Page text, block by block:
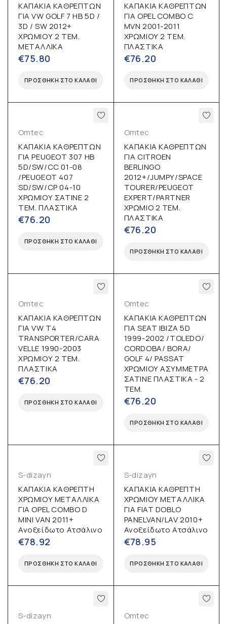
ΚΑΠΑΚΙΑ ΚΑΘΡΕΠΤΩΝ
ΓΙΑ VW GOLF 7 HB 5D /
3D / SW 2012+
ΧΡΩΜΙΟΥ 2 ΤΕΜ.
ΜΕΤΑΛΛΙΚΑ
€75.80
ΠΡΟΣΘΉΚΗ ΣΤΟ ΚΑΛΆΘΙ
ΚΑΠΑΚΙΑ ΚΑΘΡΕΠΤΩΝ
ΓΙΑ OPEL COMBO C
MVN 2001-2011
ΧΡΩΜΙΟΥ 2 ΤΕΜ.
ΠΛΑΣΤΙΚΑ
€76.20
ΠΡΟΣΘΉΚΗ ΣΤΟ ΚΑΛΆΘΙ
Omtec
ΚΑΠΑΚΙΑ ΚΑΘΡΕΠΤΩΝ
ΓΙΑ PEUGEOT 307 HB
5D/SW/CC 01-08
/PEUGEOT 407
SD/SW/CP 04-10
ΧΡΩΜΙΟΥ ΣΑΤΙΝΕ 2
ΤΕΜ. ΠΛΑΣΤΙΚΑ
€76.20
ΠΡΟΣΘΉΚΗ ΣΤΟ ΚΑΛΆΘΙ
Omtec
ΚΑΠΑΚΙΑ ΚΑΘΡΕΠΤΩΝ
ΓΙΑ CITROEN
BERLINGO
2012+/JUMPY/SPACE
TOURER/PEUGEOT
EXPERT/PARTNER
ΧΡΩΜΙΟ 2 ΤΕΜ.
ΠΛΑΣΤΙΚΑ
€76.20
ΠΡΟΣΘΉΚΗ ΣΤΟ ΚΑΛΆΘΙ
Omtec
ΚΑΠΑΚΙΑ ΚΑΘΡΕΠΤΩΝ
ΓΙΑ VW T4
TRANSPORTER/CARA
VELLE 1990-2003
ΧΡΩΜΙΟΥ 2 ΤΕΜ.
ΠΛΑΣΤΙΚΑ
€76.20
ΠΡΟΣΘΉΚΗ ΣΤΟ ΚΑΛΆΘΙ
Omtec
ΚΑΠΑΚΙΑ ΚΑΘΡΕΠΤΩΝ
ΓΙΑ SEAT IBIZA 5D
1999-2002 /TOLEDO/
CORDOBA/ BORA/
GOLF 4/ PASSAT
ΧΡΩΜΙΟΥ ΑΣΥΜΜΕΤΡΑ
ΣΑΤΙΝΕ ΠΛΑΣΤΙΚΑ - 2
ΤΕΜ.
€76.20
ΠΡΟΣΘΉΚΗ ΣΤΟ ΚΑΛΆΘΙ
S-dizayn
ΚΑΠΑΚΙΑ ΚΑΘΡΕΠΤΗ
ΧΡΩΜΙΟΥ ΜΕΤΑΛΛΙΚΑ
ΓΙΑ OPEL COMBO D
MINI VAN 2011+
Ανοξείδωτο Ατσάλινο
€78.92
ΠΡΟΣΘΉΚΗ ΣΤΟ ΚΑΛΆΘΙ
S-dizayn
ΚΑΠΑΚΙΑ ΚΑΘΡΕΠΤΗ
ΧΡΩΜΙΟΥ ΜΕΤΑΛΛΙΚΑ
ΓΙΑ FIAT DOBLO
PANELVAN/LAV 2010+
Ανοξείδωτο Ατσάλινο
€78.95
ΠΡΟΣΘΉΚΗ ΣΤΟ ΚΑΛΆΘΙ
S-dizayn
Omtec